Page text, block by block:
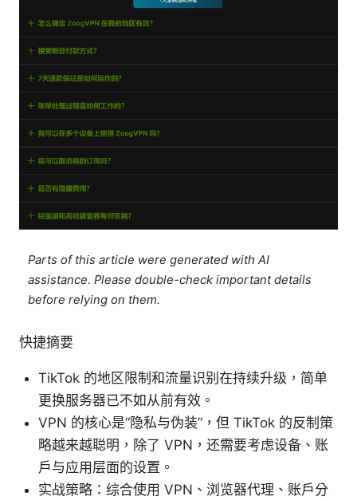
Parts of this article were generated with AI
assistance. Please double-check important details
before relying on them.
快捷摘要
TikTok 的地区限制和流量识别在持续升级，简单
更换服务器已不如从前有效。
VPN 的核心是“隐私与伪装”，但 TikTok 的反制策
略越来越聪明，除了 VPN，还需要考虑设备、账
户与应用层面的设置。
实战策略：综合使用 VPN、浏览器代理、账户分